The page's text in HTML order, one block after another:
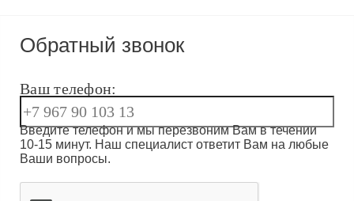
Обратный звонок
Ваш телефон:
Введите телефон и мы перезвоним Вам в течении
10-15 минут. Наш специалист ответит Вам на любые
Ваши вопросы.